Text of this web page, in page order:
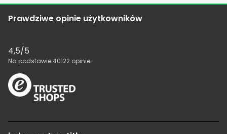
Prawdziwe opinie użytkowników
4,5/5
Na podstawie40122 opinie